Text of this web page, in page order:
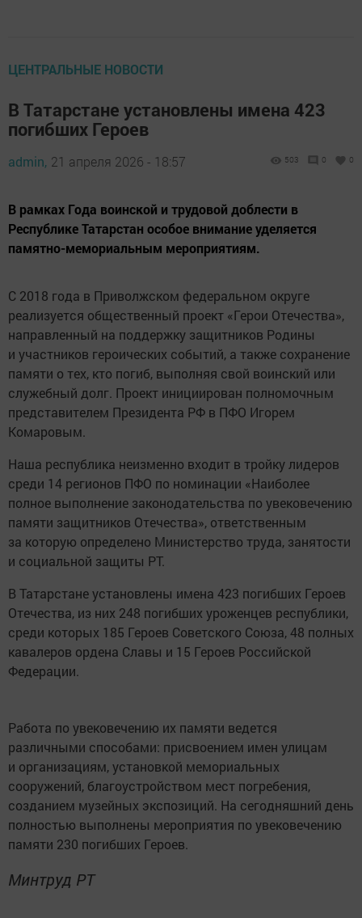
ЦЕНТРАЛЬНЫЕ НОВОСТИ
В Татарстане установлены имена 423
погибших Героев
admin, 21 апреля 2026 - 18:57 503 0 0
В рамках Года воинской и трудовой доблести в
Республике Татарстан особое внимание уделяется
памятно-мемориальным мероприятиям.
С 2018 года в Приволжском федеральном округе
реализуется общественный проект «Герои Отечества»,
направленный на поддержку защитников Родины
и участников героических событий, а также сохранение
памяти о тех, кто погиб, выполняя свой воинский или
служебный долг. Проект инициирован полномочным
представителем Президента РФ в ПФО Игорем
Комаровым.
Наша республика неизменно входит в тройку лидеров
среди 14 регионов ПФО по номинации «Наиболее
полное выполнение законодательства по увековечению
памяти защитников Отечества», ответственным
за которую определено Министерство труда, занятости
и социальной защиты РТ.
В Татарстане установлены имена 423 погибших Героев
Отечества, из них 248 погибших уроженцев республики,
среди которых 185 Героев Советского Союза, 48 полных
кавалеров ордена Славы и 15 Героев Российской
Федерации.
Работа по увековечению их памяти ведется
различными способами: присвоением имен улицам
и организациям, установкой мемориальных
сооружений, благоустройством мест погребения,
созданием музейных экспозиций. На сегодняшний день
полностью выполнены мероприятия по увековечению
памяти 230 погибших Героев.
Минтруд РТ